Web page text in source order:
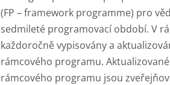
(FP – framework programme) pro
sedmileté programovací období. V
každoročně vypisovány a
rámcového programu.
rámcového programu jsou